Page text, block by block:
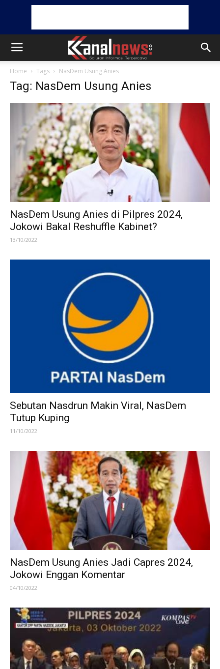
Home Tags NasDem Usung Anies
Tag: NasDem Usung Anies
NasDem Usung Anies di Pilpres 2024,
Jokowi Bakal Reshuffle Kabinet?
13/10/2022
Sebutan Nasdrun Makin Viral, NasDem
Tutup Kuping
11/10/2022
NasDem Usung Anies Jadi Capres 2024,
Jokowi Enggan Komentar
04/10/2022